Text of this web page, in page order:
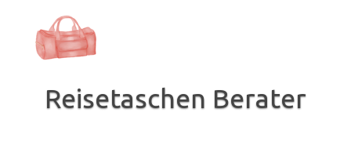
springen
Reisetaschen Berater